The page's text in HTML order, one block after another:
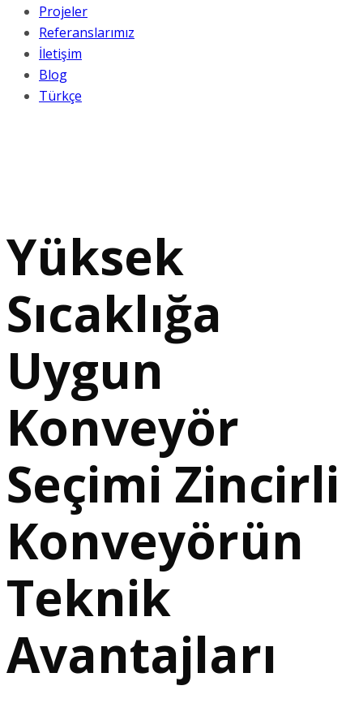
Projeler
Referanslarımız
İletişim
Blog
Türkçe
Yüksek
Sıcaklığa
Uygun
Konveyör
Seçimi Zincirli
Konveyörün
Teknik
Avantajları